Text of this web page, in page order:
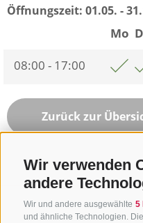
Wir verwenden
andere
Wir und andere ausgewählte 5
und ähnliche Technologien.
Öffnungszeit: 01.05. -
Mo
08:00 - 17:00
Zurück zur